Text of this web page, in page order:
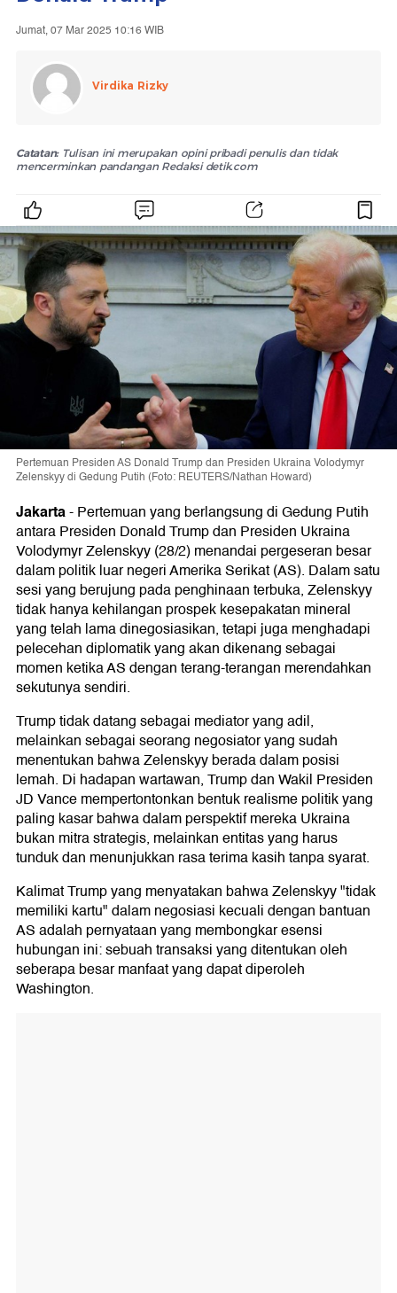
Jumat, 07 Mar 2025 10:16 WIB
Virdika Rizky
Catatan:Tulisan ini merupakan opini pribadi penulis dan tidak
mencerminkan pandangan Redaksi detik.com
Pertemuan Presiden AS Donald Trump dan Presiden Ukraina Volodymyr
Zelenskyy di Gedung Putih (Foto: REUTERS/Nathan Howard)
Jakarta-Pertemuan yang berlangsung di Gedung Putih
antara Presiden Donald Trump dan Presiden Ukraina
Volodymyr Zelenskyy (28/2) menandai pergeseran besar
dalam politik luar negeri Amerika Serikat (AS). Dalam satu
sesi yang berujung pada penghinaan terbuka, Zelenskyy
tidak hanya kehilangan prospek kesepakatan mineral
yang telah lama dinegosiasikan, tetapi juga menghadapi
pelecehan diplomatik yang akan dikenang sebagai
momen ketika AS dengan terang-terangan merendahkan
sekutunya sendiri.
Trump tidak datang sebagai mediator yang adil,
melainkan sebagai seorang negosiator yang sudah
menentukan bahwa Zelenskyy berada dalam posisi
lemah. Di hadapan wartawan, Trump dan Wakil Presiden
JD Vance mempertontonkan bentuk realisme politik yang
paling kasar bahwa dalam perspektif mereka Ukraina
bukan mitra strategis, melainkan entitas yang harus
tunduk dan menunjukkan rasa terima kasih tanpa syarat.
Kalimat Trump yang menyatakan bahwa Zelenskyy "tidak
memiliki kartu" dalam negosiasi kecuali dengan bantuan
AS adalah pernyataan yang membongkar esensi
hubungan ini: sebuah transaksi yang ditentukan oleh
seberapa besar manfaat yang dapat diperoleh
Washington.